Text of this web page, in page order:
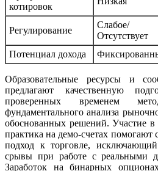
котировок
Регулирование
Слабое/
Отсутствует
Потенциал дохода
Образовательные ресурсы и
предлагают качественную
проверенных временем
фундаментального анализа
обоснованных решений. Участие в
практика на демо-счетах
подход к торговле,
срывы при работе с реальными
Заработок на бинарных